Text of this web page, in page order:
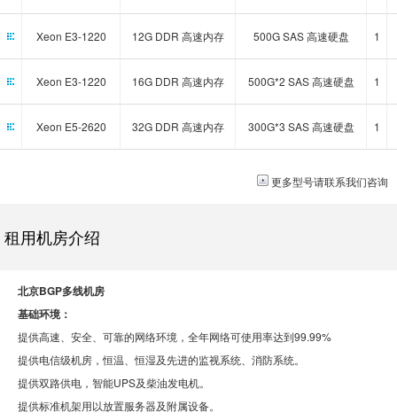
Xeon E3-1220 12G DDR 高速内存 500G SAS 高速硬盘 1
Xeon E3-1220 16G DDR 高速内存 500G*2 SAS 高速硬盘 1
Xeon E5-2620 32G DDR 高速内存 300G*3 SAS 高速硬盘 1
更多型号请联系我们咨询
租用机房介绍
北京BGP多线机房
基础环境：
提供高速、安全、可靠的网络环境，全年网络可使用率达到99.99%
提供电信级机房，恒温、恒湿及先进的监视系统、消防系统。
提供双路供电，智能UPS及柴油发电机。
提供标准机架用以放置服务器及附属设备。